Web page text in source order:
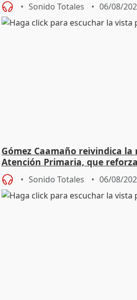
Sonido Totales 06/08/
Gómez Caamaño reivindica
Atención Primaria, que
Sonido Totales 06/08/